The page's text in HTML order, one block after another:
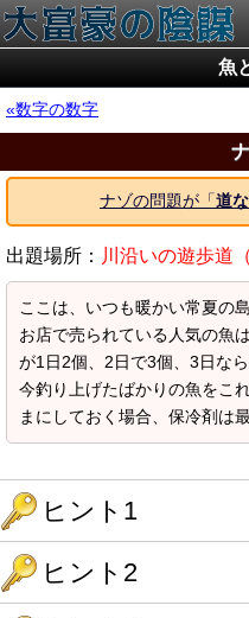
魚
数字の数字
ナゾの問題が「道
出題場所： 川沿いの遊歩道
ここは、いつも暖かい常夏の島
お店で売られている人気の魚
が1日2個、2日で3個、3日なら
今釣り上げたばかりの魚をこ
まにしておく場合、保冷剤は
ヒント1
ヒント2